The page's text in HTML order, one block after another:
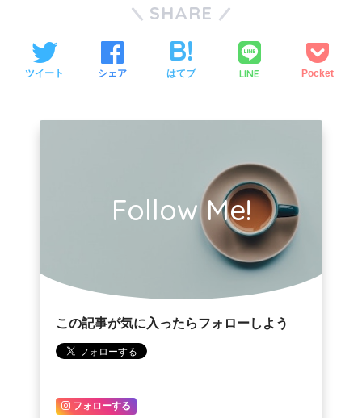
SHARE
ツイート シェア はてブ LINE Pocket
Follow Me!
この記事が気に入ったらフォローしよう
フォローする